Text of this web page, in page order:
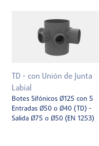
TD - con Unión de Junta
Labial
Botes Sifónicos Ø125 con 5
Entradas Ø50 o Ø40 (TD) -
Salida Ø75 o Ø50 (EN 1253)